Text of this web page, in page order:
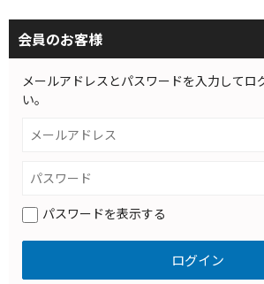
会員のお客様
メールアドレスとパスワードを入力してロ
い。
パスワードを表示する